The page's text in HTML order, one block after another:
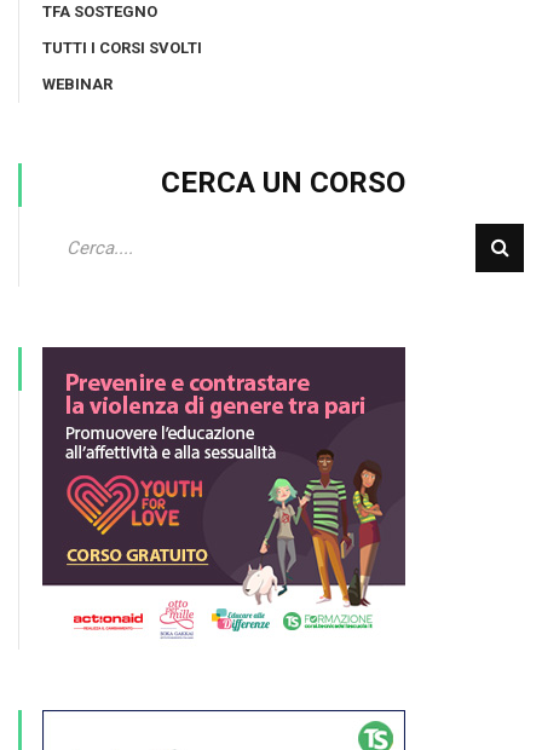
TFA SOSTEGNO
TUTTI I CORSI SVOLTI
WEBINAR
CERCA UN CORSO